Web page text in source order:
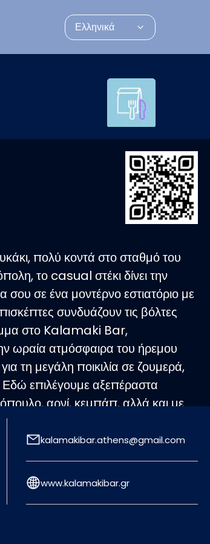
Ελληνικά
πολύ κοντά στο σταθμό του
το casual στέκι δίνει την
σου σε ένα μοντέρνο εστιατόριο με
συνδυάζουν τις βόλτες
στο Kalamaki Bar,
ωραία ατμόσφαιρα του ήρεμου
τη μεγάλη ποικιλία σε ζουμερά,
Εδώ επιλέγουμε αξεπέραστα
αρνί, κεμπάπ, αλλά και με
είναι επίσης, τα χοιρινά
οι πληθωρικές σαλάτες και οι
kalamakibar.athens@gmail.com
www.kalamakibar.gr